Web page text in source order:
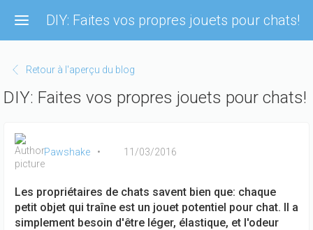
contenu
DIY: Faites vos propres jouets pour chats!
Retour à l'aperçu du blog
DIY: Faites vos propres jouets pour chats!
Pawshake 11/03/2016
Les propriétaires de chats savent bien que: chaque
petit objet qui traîne est un jouet potentiel pour chat. Il a
simplement besoin d'être léger, élastique, et l'odeur